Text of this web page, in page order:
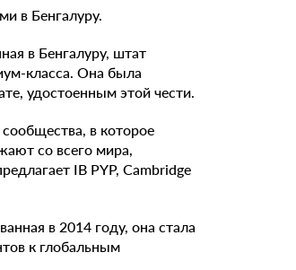
в Бенгалуру.
в Бенгалуру, штат
класса. Она была
удостоенным этой чести.
в которое
со всего мира,
IB PYP, Cambridge
в 2014 году, она стала
к глобальным